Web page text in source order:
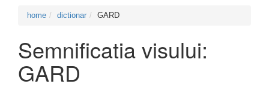
home dictionar GARD
Semnificatia visului:
GARD